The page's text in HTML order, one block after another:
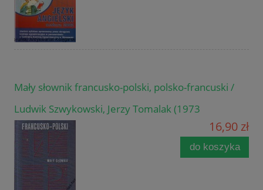
Mały słownik francusko-polski, polsko-francuski /
Ludwik Szwykowski, Jerzy Tomalak (1973
16,90 zł
do koszyka